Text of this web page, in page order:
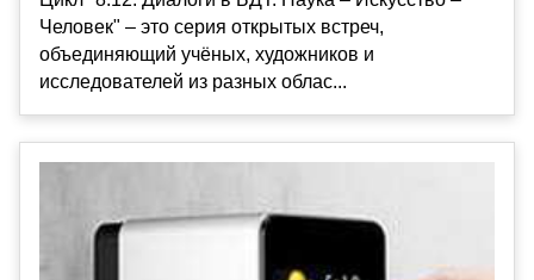
Человек" – это серия открытых встреч,
объединяющий учёных, художников и
исследователей из разных облас...